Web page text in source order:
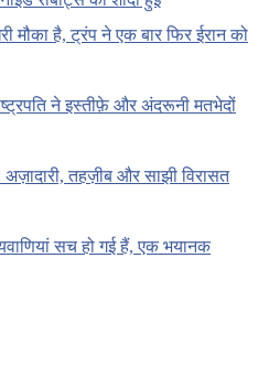
मौका है, ट्रंप ने एक बार फिर ईरान को
ने इस्तीफ़े और अंदरूनी मतभेदों
अज़ादारी, तहज़ीब और साझी विरासत
सच हो गई हैं, एक भयानक